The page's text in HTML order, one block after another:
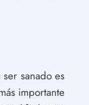
sanado es
importante